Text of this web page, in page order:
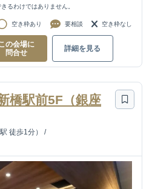
るわけではありません。
空き枠あり 要相談 空き枠なし
の会場に
問合せ
詳細を見る
橋駅前5F（銀座
徒歩1分）
/